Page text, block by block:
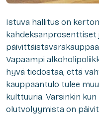
Istuva hallitus on
Vapaampi
hyvä tiedostaa, että
kauppaantulo tulee
kulttuuria. Varsinkin
olutvolyymista on